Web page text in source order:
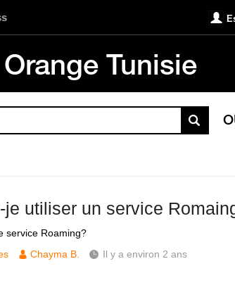
Tunisie
je utiliser un service
service Roaming?
Chayma B. Il y a environ 2 ans